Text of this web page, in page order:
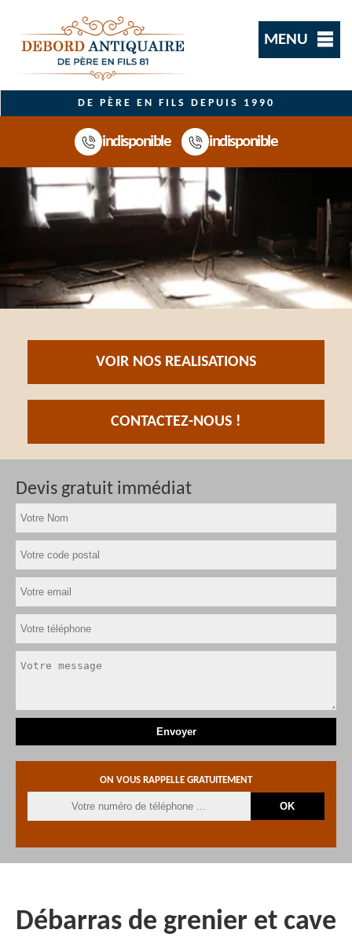
MENU
DE PÈRE EN FILS DEPUIS 1990
indisponible indisponible
VOIR NOS REALISATIONS
CONTACTEZ-NOUS !
Devis gratuit immédiat
ON VOUS RAPPELLE GRATUITEMENT
Débarras de grenier et cave